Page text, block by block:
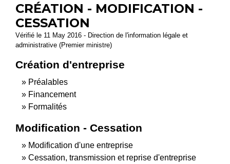
CRÉATION - MODIFICATION -
CESSATION
Vérifié le 11 May 2016 - Direction de l'information légale et
administrative (Premier ministre)
Création d'entreprise
Préalables
Financement
Formalités
Modification - Cessation
Modification d'une entreprise
Cessation, transmission et reprise d'entreprise